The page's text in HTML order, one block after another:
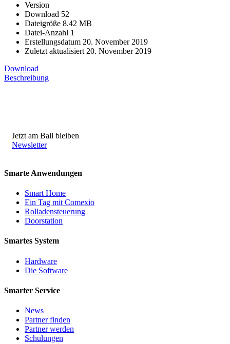
Version
Download 52
Dateigröße 8.42 MB
Datei-Anzahl 1
Erstellungsdatum 20. November 2019
Zuletzt aktualisiert20. November 2019
Download
Beschreibung
Jetzt am Ball bleiben
Newsletter
Smarte Anwendungen
Smart Home
Ein Tag mit Comexio
Rolladensteuerung
Doorstation
Smartes System
Hardware
Die Software
Smarter Service
News
Partner finden
Partner werden
Schulungen